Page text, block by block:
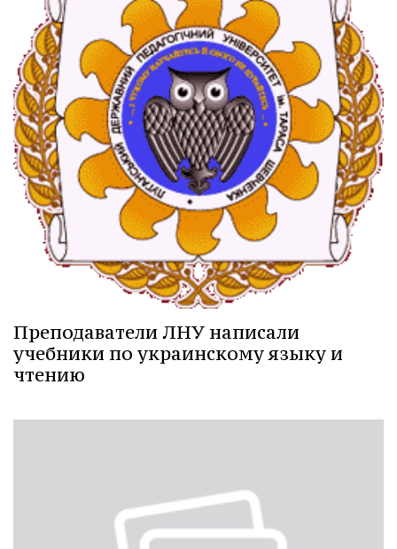
Преподаватели ЛНУ написали
учебники по украинскому языку и
чтению